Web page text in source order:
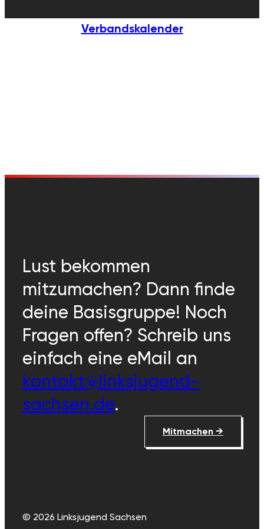
Verbandskalender
Lust bekommen
mitzumachen? Dann finde
deine Basisgruppe! Noch
Fragen offen? Schreib uns
einfach eine eMail an
kontakt@linksjugend-
sachsen.de.
Mitmachen →
© 2026 Linksjugend Sachsen